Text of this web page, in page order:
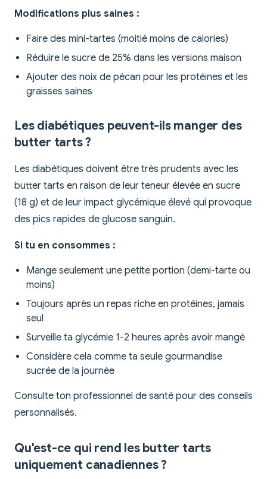
Modifications plus saines :
Faire des mini-tartes (moitié moins de calories)
Réduire le sucre de 25% dans les versions maison
Ajouter des noix de pécan pour les protéines et les
graisses saines
Les diabétiques peuvent-ils manger des
butter tarts ?
Les diabétiques doivent être très prudents avec les
butter tarts en raison de leur teneur élevée en sucre
(18 g) et de leur impact glycémique élevé qui provoque
des pics rapides de glucose sanguin.
Si tu en consommes :
Mange seulement une petite portion (demi-tarte ou
moins)
Toujours après un repas riche en protéines, jamais
seul
Surveille ta glycémie 1-2 heures après avoir mangé
Considère cela comme ta seule gourmandise
sucrée de la journée
Consulte ton professionnel de santé pour des conseils
personnalisés.
Qu'est-ce qui rend les butter tarts
uniquement canadiennes ?